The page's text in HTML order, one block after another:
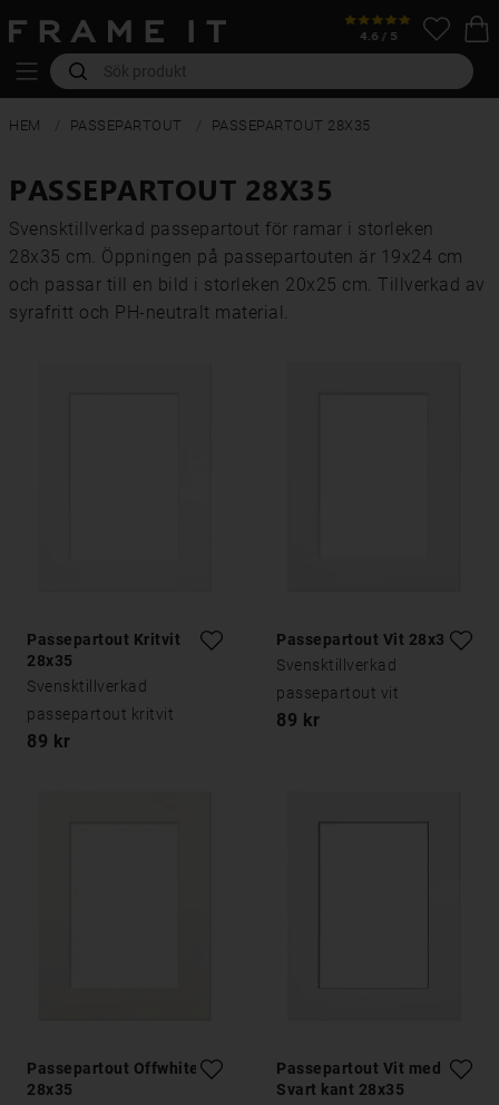
HEM PASSEPARTOUT PASSEPARTOUT 28X35
PASSEPARTOUT 28X35
Svensktillverkad passepartout för ramar i storleken
28x35 cm. Öppningen på passepartouten är 19x24 cm
och passar till en bild i storleken 20x25 cm. Tillverkad av
syrafritt och PH-neutralt material.
Passepartout Kritvit
28x35
Svensktillverkad
passepartout kritvit
89 kr
Passepartout Vit 28x35
Svensktillverkad
passepartout vit
89 kr
Passepartout Offwhite
28x35
Passepartout Vit med
Svart kant 28x35